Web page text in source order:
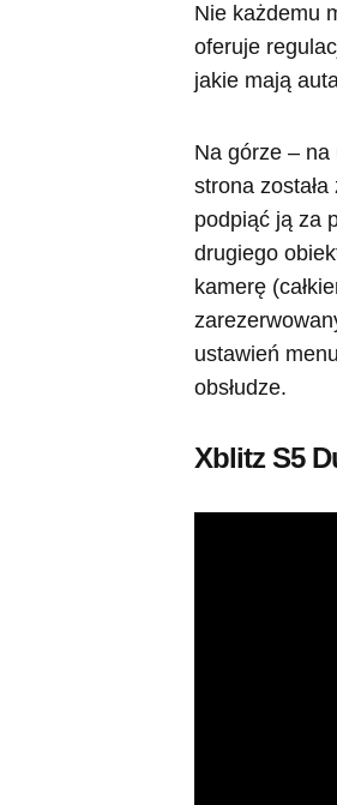
Nie każdemu
oferuje
jakie mają
Na górze – na
strona
podpiąć ją za
drugiego
kamerę
ustawień
obsłudze.
Xblitz S5